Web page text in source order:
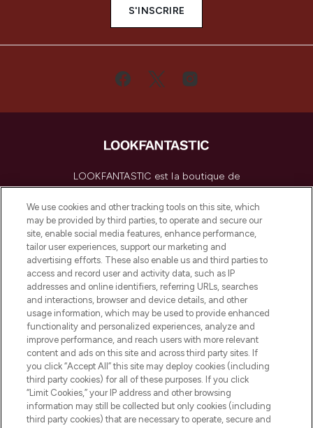
S'INSCRIRE
LOOKFANTASTIC est la boutique de
beauté incontournable en Europe,
proposant les meilleurs produits de soins
de la peau, des cheveux et de maquillage
de plus de 200 marques prestigieuses.
Faites vos achats en ligne ou via
l’application, avec la livraison offerte dès
55€ d'achat.
Consentement aux cookies
Do Not Sell or Share My Personal
Information
AIDE ET INFORMATIONS
INFORMATIONS GÉNÉRALES
We use cookies and other tracking tools on this site, which
may be provided by third parties, to operate and secure our
site, enable social media features, enhance performance,
tailor user experiences, support our marketing and
advertising efforts. These also enable us and third parties to
access and record user and activity data, such as IP
addresses and online identifiers, referring URLs, searches
and interactions, browser and device details, and other
usage information, which may be used to provide enhanced
functionality and personalized experiences, analyze and
improve performance, and reach users with more relevant
content and ads on this site and across third party sites. If
you click “Accept All” this site may deploy cookies (including
third party cookies) for all of these purposes. If you click
“Limit Cookies,” your IP address and other browsing
information may still be collected but only cookies (including
third party cookies) that are necessary to operate, secure and